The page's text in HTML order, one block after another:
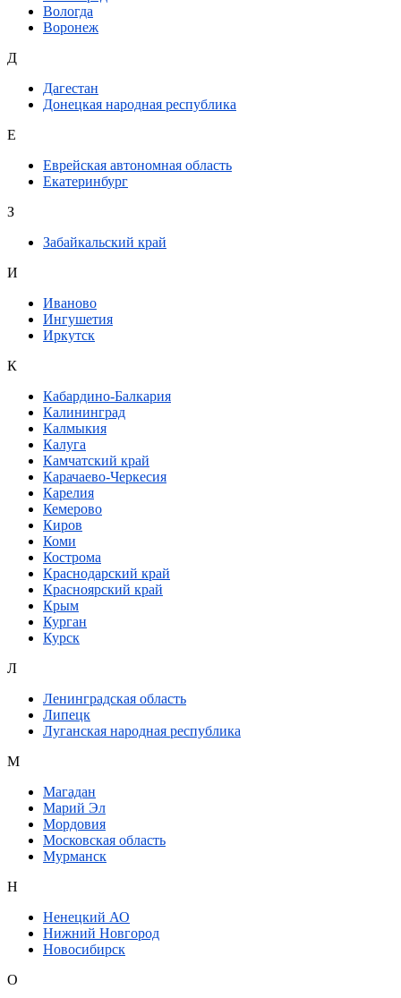
Вологда
Воронеж
Д
Дагестан
Донецкая народная республика
Е
Еврейская автономная область
Екатеринбург
З
Забайкальский край
И
Иваново
Ингушетия
Иркутск
К
Кабардино-Балкария
Калининград
Калмыкия
Калуга
Камчатский край
Карачаево-Черкесия
Карелия
Кемерово
Киров
Коми
Кострома
Краснодарский край
Красноярский край
Крым
Курган
Курск
Л
Ленинградская область
Липецк
Луганская народная республика
М
Магадан
Марий Эл
Мордовия
Московская область
Мурманск
Н
Ненецкий АО
Нижний Новгород
Новосибирск
О